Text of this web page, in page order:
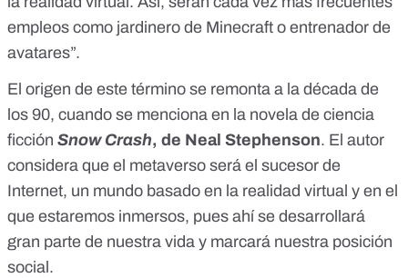
empleos como jardinero de Minecraft o entrenador de
avatares”.
El origen de este término se remonta a la década de
los 90, cuando se menciona en la novela de ciencia
ficción Snow Crash, de Neal Stephenson. El autor
considera que el metaverso será el sucesor de
Internet, un mundo basado en la realidad virtual y en el
que estaremos inmersos, pues ahí se desarrollará
gran parte de nuestra vida y marcará nuestra posición
social.